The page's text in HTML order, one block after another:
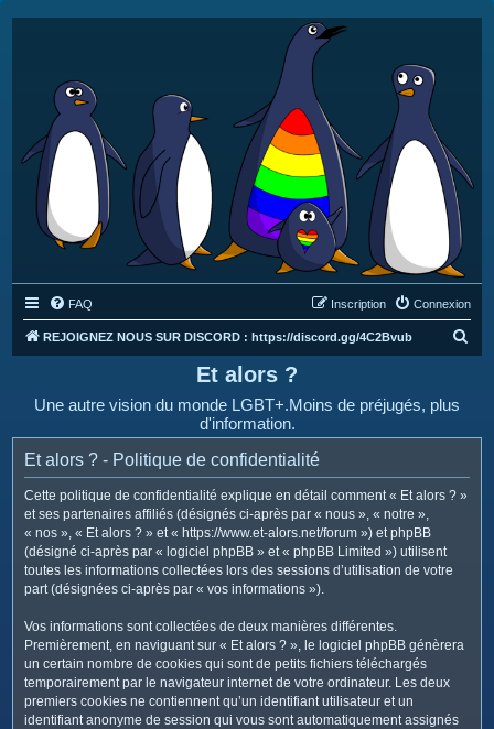
FAQ Connexion
Inscription
REJOIGNEZ NOUS SUR DISCORD : https://discord.gg/4C2Bvub
e
Et alors ?
Une autre vision du monde LGBT+.Moins de préjugés, plus
d'information.
Et alors ? - Politique de confidentialité
Cette politique de confidentialité explique en détail comment « Et alors ? »
et ses partenaires affiliés (désignés ci-après par « nous », « notre »,
« nos », « Et alors ? » et « https://www.et-alors.net/forum ») et phpBB
(désigné ci-après par « logiciel phpBB » et « phpBB Limited ») utilisent
toutes les informations collectées lors des sessions d’utilisation de votre
part (désignées ci-après par « vos informations »).
Vos informations sont collectées de deux manières différentes.
Premièrement, en naviguant sur « Et alors ? », le logiciel phpBB génèrera
un certain nombre de cookies qui sont de petits fichiers téléchargés
temporairement par le navigateur internet de votre ordinateur. Les deux
premiers cookies ne contiennent qu’un identifiant utilisateur et un
identifiant anonyme de session qui vous sont automatiquement assignés